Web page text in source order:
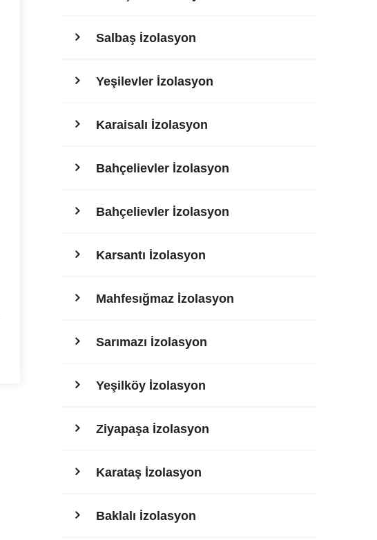
Salbaş İzolasyon
Yeşilevler İzolasyon
Karaisalı İzolasyon
Bahçelievler İzolasyon
Bahçelievler İzolasyon
Karsantı İzolasyon
Mahfesığmaz İzolasyon
Sarımazı İzolasyon
Yeşilköy İzolasyon
Ziyapaşa İzolasyon
Karataş İzolasyon
Baklalı İzolasyon